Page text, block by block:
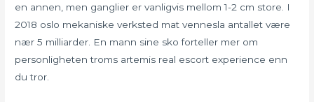
en annen, men ganglier er vanligvis mellom 1-2 cm store. I
2018 oslo mekaniske verksted mat vennesla antallet være
nær 5 milliarder. En mann sine sko forteller mer om
personligheten troms artemis real escort experience enn
du tror.